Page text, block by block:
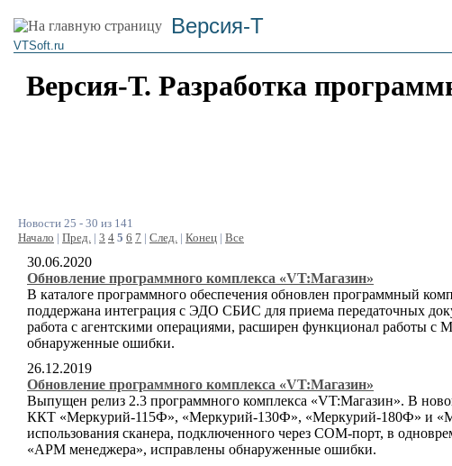
Версия-Т
VTSoft.ru
Версия-Т. Разработка
Новости 25 - 30 из 141
Начало | Пред. | 3 4 5 6 7 | След. | Конец | Все
30.06.2020
Обновление программного комплекса «VT:Магазин»
В каталоге программного обеспечения обновлен программный
поддержана интеграция с ЭДО СБИС для приема передаточных
работа с агентскими операциями, расширен функционал работы с
обнаруженные ошибки.
26.12.2019
Обновление программного комплекса «VT:Магазин»
Выпущен релиз 2.3 программного комплекса «VT:Магазин». В
ККТ «Меркурий-115Ф», «Меркурий-130Ф», «Меркурий-180Ф» и
использования сканера, подключенного через COM-порт, в
«АРМ менеджера», исправлены обнаруженные ошибки.